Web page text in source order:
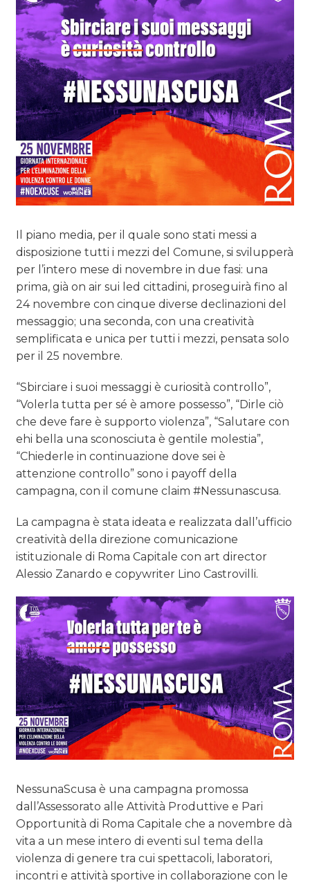
Il piano media, per il quale sono stati messi a
disposizione tutti i mezzi del Comune, si svilupperà
per l’intero mese di novembre in due fasi: una
prima, già on air sui led cittadini, proseguirà fino al
24 novembre con cinque diverse declinazioni del
messaggio; una seconda, con una creatività
semplificata e unica per tutti i mezzi, pensata solo
per il 25 novembre.
“Sbirciare i suoi messaggi è curiosità controllo”,
“Volerla tutta per sé è amore possesso”, “Dirle ciò
che deve fare è supporto violenza”, “Salutare con
ehi bella una sconosciuta è gentile molestia”,
“Chiederle in continuazione dove sei è
attenzione controllo” sono i payoff della
campagna, con il comune claim #Nessunascusa.
La campagna è stata ideata e realizzata dall’ufficio
creatività della direzione comunicazione
istituzionale di Roma Capitale con art director
Alessio Zanardo e copywriter Lino Castrovilli.
NessunaScusa è una campagna promossa
dall’Assessorato alle Attività Produttive e Pari
Opportunità di Roma Capitale che a novembre dà
vita a un mese intero di eventi sul tema della
violenza di genere tra cui spettacoli, laboratori,
incontri e attività sportive in collaborazione con le